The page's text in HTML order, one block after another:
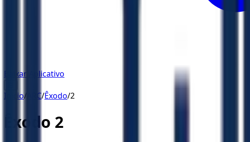
Baixar Aplicativo
Início/ ARC/Êxodo/2
Êxodo 2